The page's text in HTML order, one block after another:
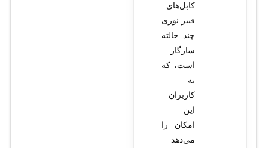
کابل‌های
فیبر نوری
چند حالته
سازگار
است، که
به
کاربران
این
امکان را
می‌دهد